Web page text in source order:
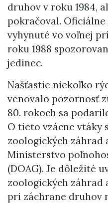
druhov v roku 1984,
pokračoval.
vyhynuté vo voľnej
roku 1988
jedinec.
Našťastie niekoľko
venovalo pozornosť
80. rokoch sa
O tieto vzácne vtáky
zoologických záhrad
Ministerstvo
(DOAG). Je dôležité
zoologických záhrad
pri záchrane druhov